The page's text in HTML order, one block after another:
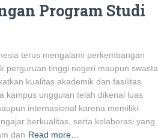
Program Studi
terus mengalami perkembangan
perguruan tinggi negeri maupun swasta
kualitas akademik dan fasilitas
kampus unggulan telah dikenal luas
internasional karena memiliki
berkualitas, serta kolaborasi yang
dan Read more…